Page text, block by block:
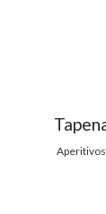
Aperitivos